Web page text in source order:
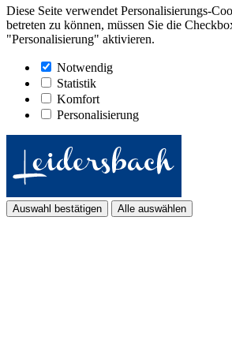
Diese Seite verwendet Personalisierungs-
betreten zu können, müssen Sie die
"Personalisierung" aktivieren.
Notwendig
Statistik
Komfort
Personalisierung
Auswahl bestätigen Alle auswählen